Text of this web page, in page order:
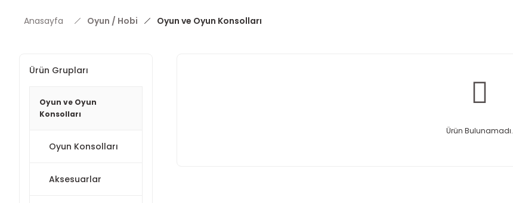
Anasayfa Oyun / Hobi Oyun ve Oyun Konsolları
Ürün Grupları
Oyun ve Oyun
Konsolları
Oyun Konsolları
Aksesuarlar
Ürün Bulunamadı.